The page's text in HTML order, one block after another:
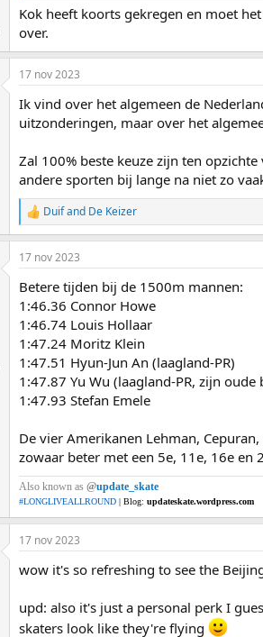
Kok heeft koorts gekregen en moet
over.
17 nov 2023
Ik vind over het algemeen de
uitzonderingen, maar over het
Zal 100% beste keuze zijn ten
andere sporten bij lange na niet zo
R
e
a
c
i
o
s
Duifand De Keizer
17 nov 2023
Betere tijden bij de 1500m mannen:
1:46.36 Connor Howe
1:46.74 Louis Hollaar
1:47.24 Moritz Klein
1:47.51 Hyun-Jun An (laagland-PR)
1:47.87 Yu Wu (laagland-PR, zijn
1:47.93 Stefan Emele
De vier Amerikanen Lehman,
zowaar beter met een 5e, 11e, 16e en
Also known as @update_skate
#LONGLIVEALLROUND | Blog: updateskate.wordpress.com
17 nov 2023
wow it's so refreshing to see the
upd: also it's just a personal perk I
skaters look like they're flying